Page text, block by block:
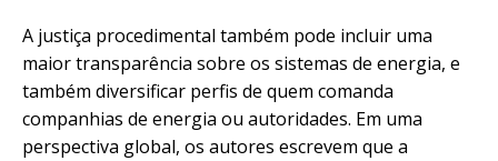
A justiça procedimental também pode incluir uma
maior transparência sobre os sistemas de energia, e
também diversificar perfis de quem comanda
companhias de energia ou autoridades. Em uma
perspectiva global, os autores escrevem que a